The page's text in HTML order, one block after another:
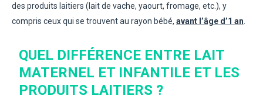
des produits laitiers (lait de vache, yaourt, fromage, etc.), y
compris ceux qui se trouvent au rayon bébé, avant l’âge d’1 an
QUEL DIFFÉRENCE ENTRE LAIT
MATERNEL ET INFANTILE ET LES
PRODUITS LAITIERS ?